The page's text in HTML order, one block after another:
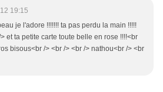
19:15
je l'adore !!!!!!! ta pas perdu la main !!!!!
et ta petite carte toute belle en rose !!!!<br
bisous<br /> <br /> <br /> nathou<br /> <br